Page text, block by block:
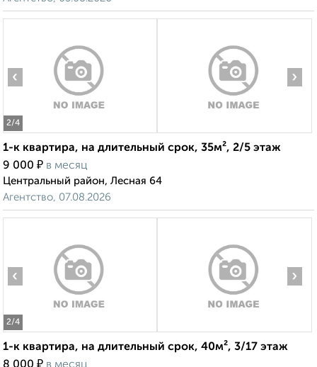
2/4
‹ ›
1-к квартира, на длительный срок, 35м², 2/5 этаж
9 000 ₽ в месяц
Центральный район, Лесная 64
Агентство, 07.08.2026
2/4
‹ ›
1-к квартира, на длительный срок, 40м², 3/17 этаж
₽